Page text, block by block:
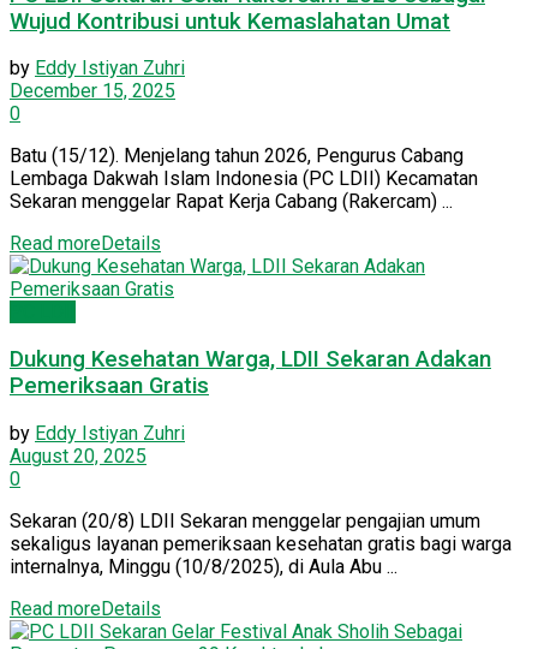
Wujud Kontribusi untuk Kemaslahatan Umat
by Eddy Istiyan Zuhri
December 15, 2025
0
Batu (15/12). Menjelang tahun 2026, Pengurus Cabang
Lembaga Dakwah Islam Indonesia (PC LDII) Kecamatan
Sekaran menggelar Rapat Kerja Cabang (Rakercam) ...
Read moreDetails
Dukung Kesehatan Warga, LDII Sekaran Adakan
Pemeriksaan Gratis
by Eddy Istiyan Zuhri
August 20, 2025
0
Sekaran (20/8) LDII Sekaran menggelar pengajian umum
sekaligus layanan pemeriksaan kesehatan gratis bagi warga
internalnya, Minggu (10/8/2025), di Aula Abu ...
Read moreDetails